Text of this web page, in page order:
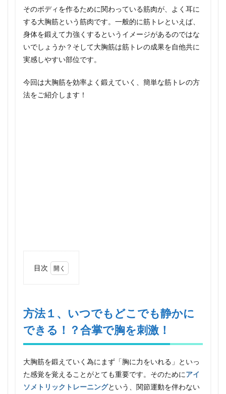
そのボディを作るために関わっている筋肉が、よく耳に
する大胸筋という筋肉です。一般的に筋トレといえば、
身体を鍛えて力強くするというイメージがあるのではな
いでしょうか？そして大胸筋は筋トレの成果を自他共に
実感しやすい部位です。
今回は大胸筋を効率よく鍛えていく、簡単な筋トレの方
法をご紹介します！
目次
つでも
どこで
も静か
にでき
る！？
胸を刺
激！
2
方法１、いつでもどこでも静かに
できる！？合掌で胸を刺激！
大胸筋を鍛えていく為にまず「胸に力をいれる」といっ
た感覚を覚えることがとても重要です。そのためにアイ
ソメトリックトレーニングという、関節運動を伴わない